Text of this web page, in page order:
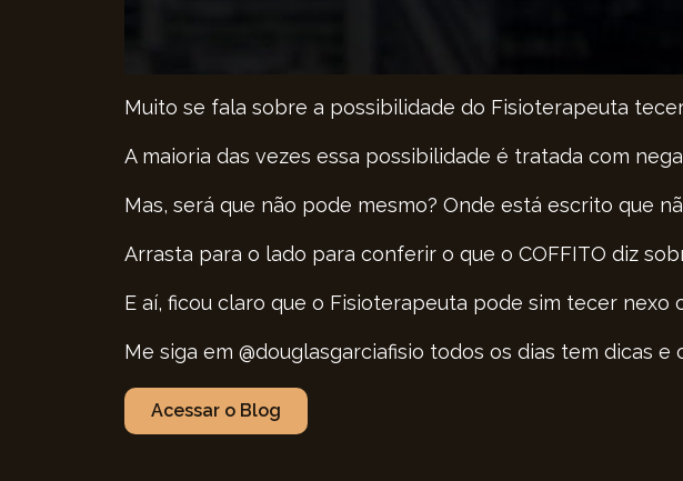
Muito se fala sobre a possibilidade do Fisioterapeuta
A maioria das vezes essa possibilidade é tratada com
Mas, será que não pode mesmo? Onde está escrito que
Arrasta para o lado para conferir o que o COFFITO diz
E aí, ficou claro que o Fisioterapeuta pode sim tecer nexo
Me siga em @douglasgarciafisio todos os dias tem dicas
Acessar o Blog